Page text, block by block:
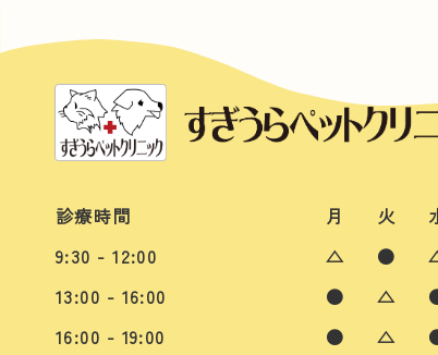
診療時間 月 火
9:30 - 12:00
△ ●
13:00 - 16:00
● △
16:00 - 19:00
● △